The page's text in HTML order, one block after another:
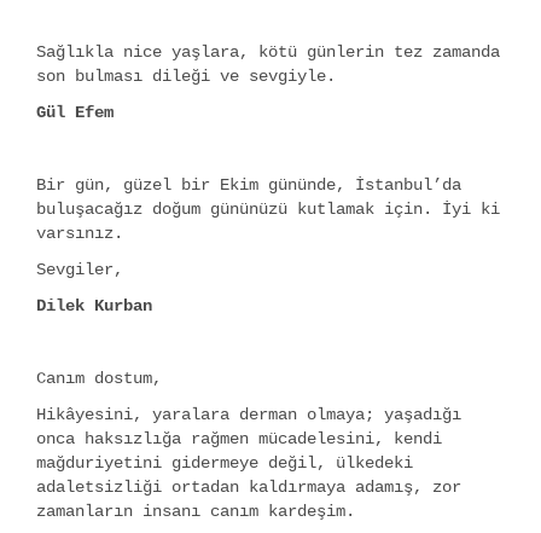
Sağlıkla nice yaşlara, kötü günlerin tez zamanda
son bulması dileği ve sevgiyle.
Gül Efem
Bir gün, güzel bir Ekim gününde, İstanbul’da
buluşacağız doğum gününüzü kutlamak için. İyi ki
varsınız.
Sevgiler,
Dilek Kurban
Canım dostum,
Hikâyesini, yaralara derman olmaya; yaşadığı
onca haksızlığa rağmen mücadelesini, kendi
mağduriyetini gidermeye değil, ülkedeki
adaletsizliği ortadan kaldırmaya adamış, zor
zamanların insanı canım kardeşim.